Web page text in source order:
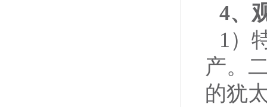
4、
1）
产。
的犹